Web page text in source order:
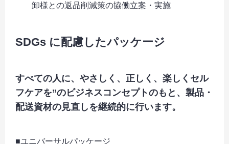
卸様との返品削減策の協働立案・実施
SDGs に配慮したパッケージ
すべての人に、やさしく、正しく、楽しくセル
フケアを”のビジネスコンセプトのもと、製品・
配送資材の見直しを継続的に行います。
■ユニバーサルパッケージ